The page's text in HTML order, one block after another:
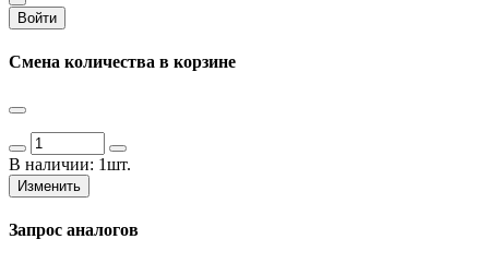
Войти
Смена количества в корзине
В наличии: 1шт.
Изменить
Запрос аналогов